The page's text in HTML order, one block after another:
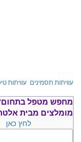
עוויתות תסמינים עוויתות
מחפש מטפל
מומלצים מבית
לחץ כאן